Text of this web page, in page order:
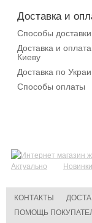
Доставка и
Способы доставки
Доставка и
Киеву
Доставка по
Способы оплаты
Актуально Новинки
КОНТАКТЫ
ПОМОЩЬ